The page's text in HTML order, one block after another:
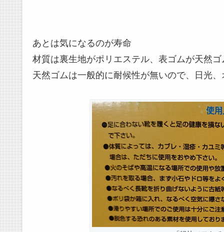
あとは気になるのが寿命
材質は裏生地がポリエステル、表ゴムが天然
天然ゴムは一般的に耐候性が無いので、日光